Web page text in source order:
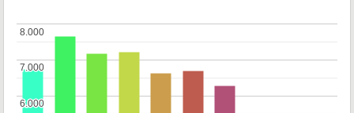
6.000
6.000
7.000
7.000
8.000
8.000